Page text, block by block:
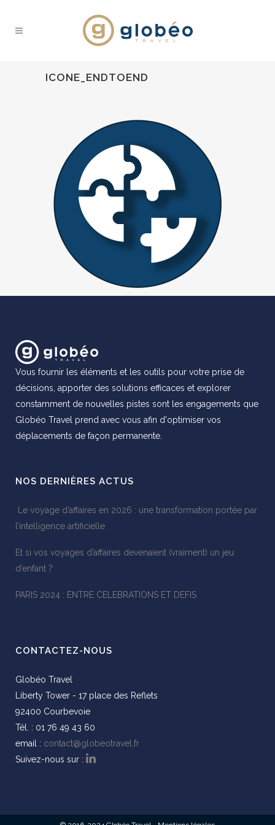
ICONE_ENDTOEND
Vous fournir les éléments et les outils pour votre prise de
décisions, apporter des solutions efficaces et explorer
constamment de nouvelles pistes sont les engagements que
Globéo Travel prend avec vous afin d'optimiser vos
déplacements de façon permanente.
NOS DERNIÈRES ACTUS
Le voyage d’affaires en 2026 : une transformation portée par
l’intelligence artificielle
Et si vos voyages d’affaires devenaient (vraiment) un jeu
d’enfant ?
PARIS 2024 : ENTRE CELEBRATIONS ET DEFIS
CONTACTEZ-NOUS
Globéo Travel
Liberty Tower - 17 place des Reflets
92400 Courbevoie
Tél. : 01 76 49 43 60
email : contact@globeotravel.fr
Suivez-nous sur :